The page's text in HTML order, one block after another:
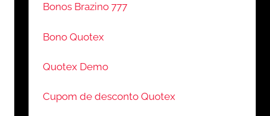
Bonos Brazino 777
Bono Quotex
Quotex Demo
Cupom de desconto Quotex